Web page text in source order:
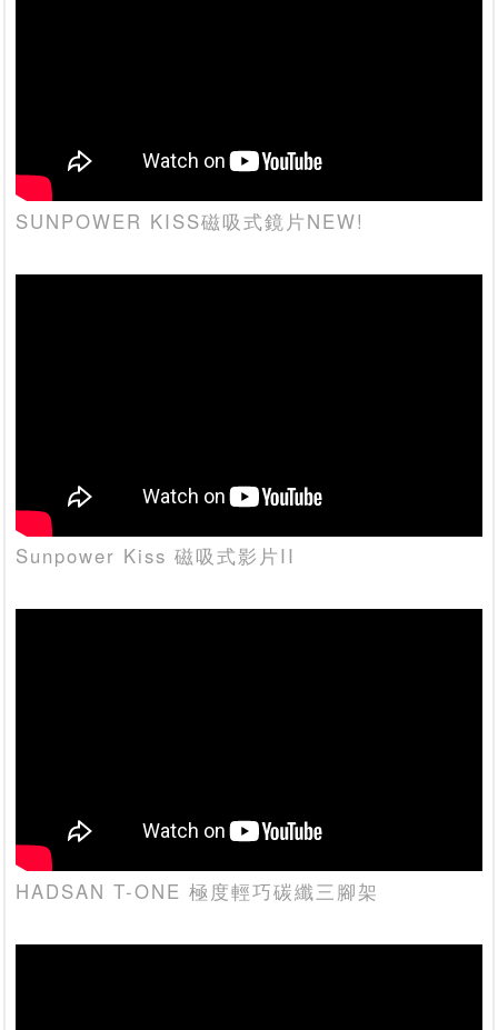
SUNPOWER KISS磁吸式鏡片NEW!
Sunpower Kiss 磁吸式影片II
HADSAN T-ONE 極度輕巧碳纖三腳架